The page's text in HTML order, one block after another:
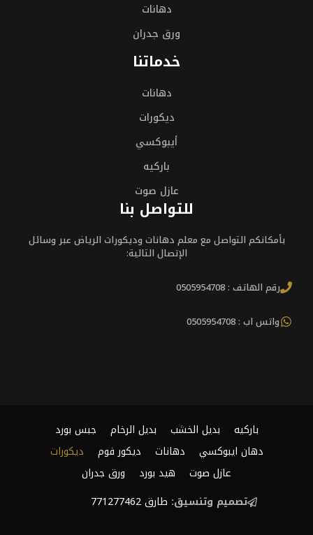
دهانات
ورق جدران
خدماتنا
دهانات
ديكورات
أيبوكسي
باركيه
عازل صوت
للتواصل بنا
بأمكانكم التواصل مع معلم دهانات وديكورات الرياض عبر وسائل
الإتصال التالية:
رقم الهاتف : 0505954708
واتس اب : 0505954708
باركيه بديل الخشب بديل الرخام
جبس بورد
دهان ايبوكسي
دهانات ديكور فوم
ديكورات
عازل صوت
هيد بورد
ورق جدران
تصميم وتنسيق: طارق 771277462